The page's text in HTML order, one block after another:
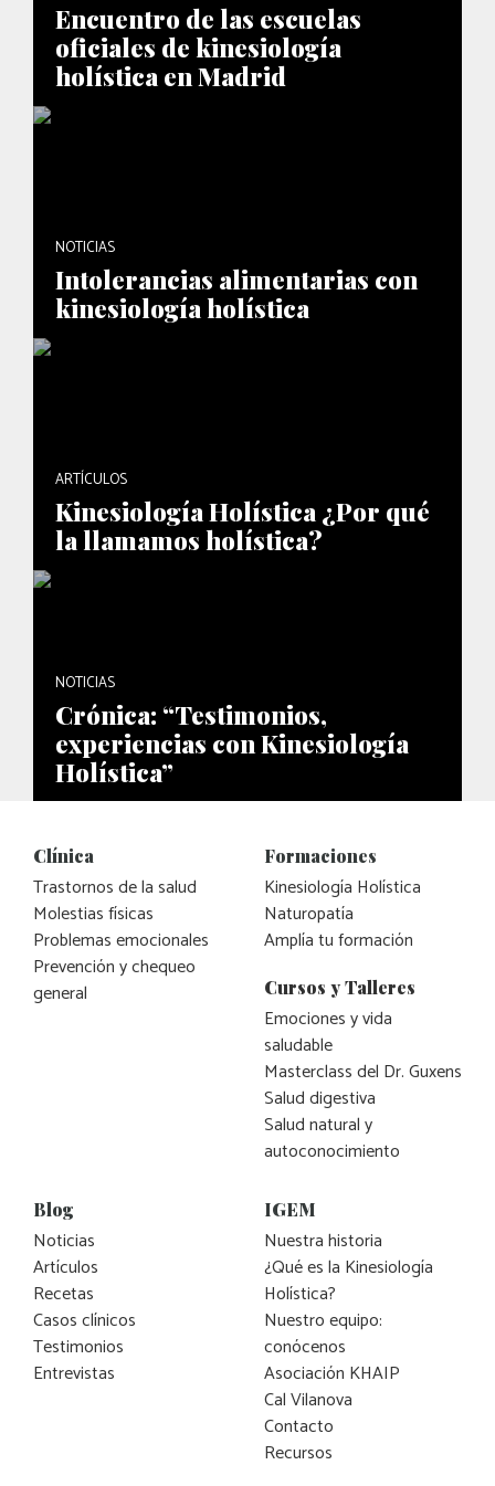
Encuentro de las escuelas
oficiales de kinesiología
holística en Madrid
NOTICIAS
Intolerancias alimentarias con
kinesiología holística
ARTÍCULOS
Kinesiología Holística ¿Por qué
la llamamos holística?
NOTICIAS
Crónica: “Testimonios,
experiencias con Kinesiología
Holística”
Clínica
Trastornos de la salud
Molestias físicas
Problemas emocionales
Prevención y chequeo
general
Formaciones
Kinesiología Holística
Naturopatía
Amplía tu formación
Cursos y Talleres
Emociones y vida
saludable
Masterclass del Dr. Guxens
Salud digestiva
Salud natural y
autoconocimiento
Blog
Noticias
Artículos
Recetas
Casos clínicos
Testimonios
Entrevistas
IGEM
Nuestra historia
¿Qué es la Kinesiología
Holística?
Nuestro equipo:
conócenos
Asociación KHAIP
Cal Vilanova
Contacto
Recursos